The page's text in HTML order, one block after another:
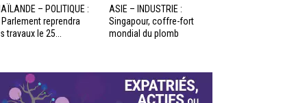
– POLITIQUE :
Parlement reprendra
travaux le 25...
ASIE – INDUSTRIE :
Singapour, coffre-fort
mondial du plomb